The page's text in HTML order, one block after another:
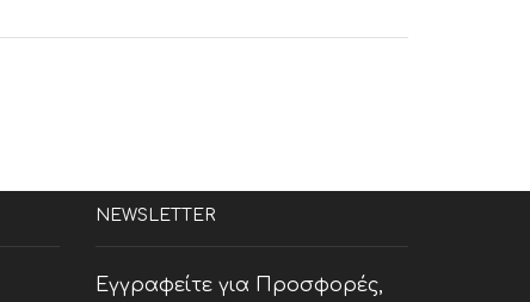
NEWSLETTER
Εγγραφείτε για Προσφορές,